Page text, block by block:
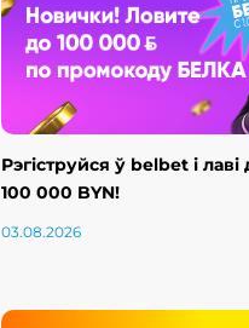
Рэгіструйся ў belbet і лаві
100 000 BYN!
03.08.2026